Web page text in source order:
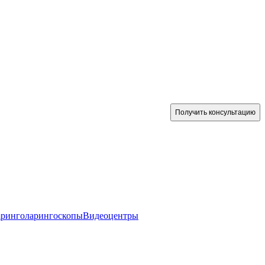
Получить консультацию
Видеоцентры